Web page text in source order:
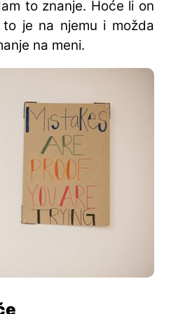
to znanje. Hoće li on
je na njemu i možda
na meni.